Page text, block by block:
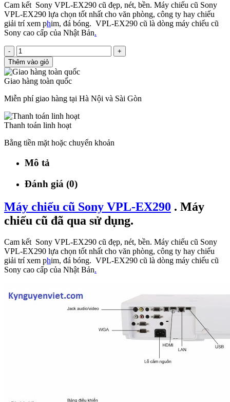
Cam kết Sony VPL-EX290 cũ đẹp, nét, bền. Máy chiếu cũ Sony
VPL-EX290 lựa chọn tốt nhất cho văn phòng, công ty hay chiếu
giải trí xem phim, đá bóng. VPL-EX290 cũ là dòng máy chiếu cũ
Sony cao cấp của Nhật Bản.
-
+
Thêm vào giỏ
Giao hàng toàn quốc
Miễn phí giao hàng tại Hà Nội và Sài Gòn
Thanh toán linh hoạt
Bằng tiền mặt hoặc chuyển khoản
Mô tả
Đánh giá (0)
Máy chiếu cũ Sony VPL-EX290 . Máy
chiếu cũ đã qua sử dụng.
Cam kết Sony VPL-EX290 cũ đẹp, nét, bền. Máy chiếu cũ Sony
VPL-EX290 lựa chọn tốt nhất cho văn phòng, công ty hay chiếu
giải trí xem phim, đá bóng. VPL-EX290 cũ là dòng máy chiếu cũ
Sony cao cấp của Nhật Bản.